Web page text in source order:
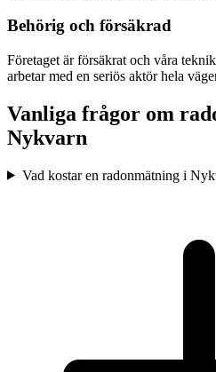
Behörig och försäkrad
Företaget är försäkrat och våra
arbetar med en seriös aktör hela
Vanliga frågor om
Nykvarn
Vad kostar en radonmätning i